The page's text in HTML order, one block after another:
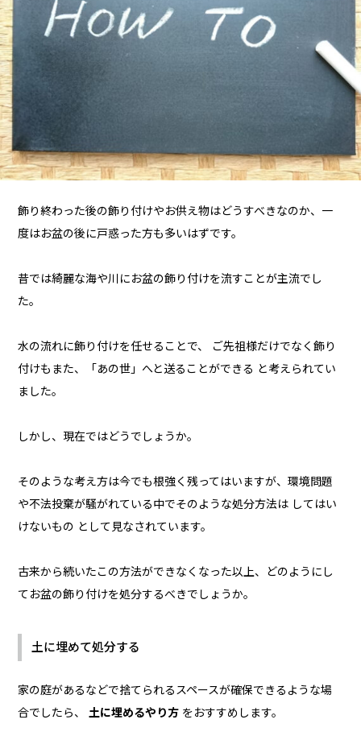
飾り終わった後の飾り付けやお供え物はどうすべきなのか、一
度はお盆の後に戸惑った方も多いはずです。
昔では綺麗な海や川にお盆の飾り付けを流すことが主流でし
た。
水の流れに飾り付けを任せることで、 ご先祖様だけでなく飾り
付けもまた、「あの世」へと送ることができる と考えられてい
ました。
しかし、現在ではどうでしょうか。
そのような考え方は今でも根強く残ってはいますが、環境問題
や不法投棄が騒がれている中でそのような処分方法は してはい
けないもの として見なされています。
古来から続いたこの方法ができなくなった以上、どのようにし
てお盆の飾り付けを処分するべきでしょうか。
土に埋めて処分する
家の庭があるなどで捨てられるスペースが確保できるような場
合でしたら、土に埋めるやり方 をおすすめします。